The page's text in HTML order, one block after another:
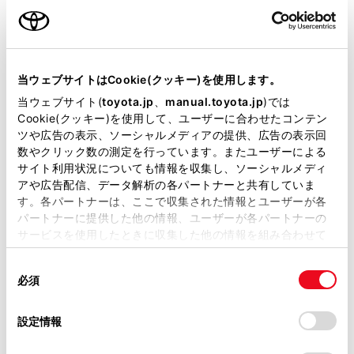
当ウェブサイトはCookie(クッキー)を使用します。
当ウェブサイト(toyota.jp manual.toyota.jp)では
Cookie(クッキー)を使用して、ユーザーに合わせたコンテン
ツや広告の表示、ソーシャルメディアの提供、広告の表示回
数やクリック数の測定を行っています。またユーザーによる
サイト利用状況についても情報を収集し、ソーシャルメディ
アや広告配信、データ解析の各パートナーと共有していま
す。各パートナーは、ここで収集された情報とユーザーが各
パートナーに提供した他の情報、ユーザーが各パートナーの
サービスを使用したときに収集した他の情報を組み合わせて
使用することがあります。当ウェブサイトの使用を続行する
デバイスにすべてのCookie(クッキー)が保存されることに同
意したことになります。Cookie(クッキー)のオプトアウト、
設定の変更、同意を撤回したりするにあたっては、当社の
必須
設定情報
たり、ぬれていたり、乾燥や怪我など、指
の状態によっては指紋の読取りが困難にな
ったり、認証性能が低下する原因となりま
指紋情報の登録失敗や指紋認証失敗が頻発
する場合は、指紋センサー表面を清掃、ま
たは指紋情報を登録し直してください。
エンジンスイッチに登録した指紋情報を移
行することはできません。指紋情報の消
去、または部品交換した場合は指紋情報を
再度登録する必要があります。
紋情報を登録済みのお客様を特定できない
消去された指紋情報を復元することはでき
が掲載されているわけではありません。
掲載している取扱説明書はお客様の年式に合致しない場合
があります。
取扱説明書は、弊社が著作権その他の知的財産権を保有し
ます。弊社の許可なく、取扱説明書の一部または全部を、
複製、複写、改変もしくは配信等することはできません。
当サイトの利用、または利用できなかったことにより万一
損害が生じても、弊社は一切責任を負いません。
掲載内容は予告なく変更、またはサービスを中止すること
当サイト（取扱説明書）では、利便性向上のためにお客様
る方は、当社のお客様相談窓口（0800-700-7700）までご